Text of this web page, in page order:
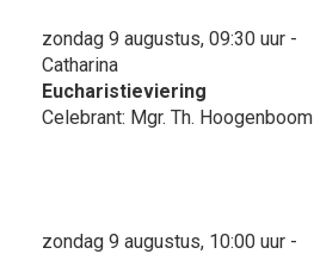
zondag 9 augustus, 09:30 uur -
Catharina
Eucharistieviering
Celebrant: Mgr. Th. Hoogenboom
zondag 9 augustus, 10:00 uur -